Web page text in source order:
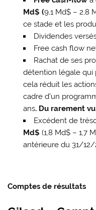
Md$ (9,1 Md$ – 2,8
ce stade et les
Dividendes
Free cash flow
Rachat de ses
détention légale qui
cela réduit les
cadre d’un
ans. Du rarement
Excédent de
Md$ (1,8 Md$ – 1,7
antérieure du 31/12/
Comptes de résultats